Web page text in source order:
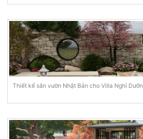
Thiết kế sân vườn Nhật Bản cho Villa Nghỉ